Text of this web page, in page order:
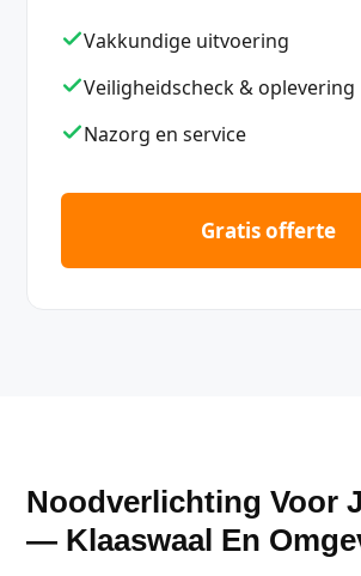
Vakkundige uitvoering
Veiligheidscheck & oplevering
Nazorg en service
Gratis offerte
Noodverlichting Voor
— Klaaswaal En